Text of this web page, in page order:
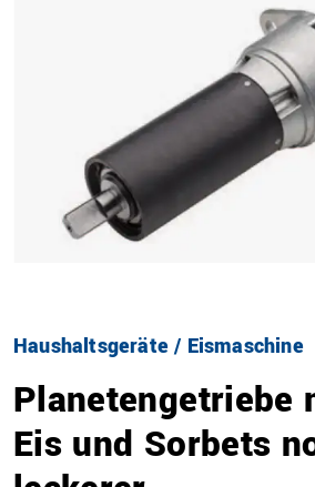
Haushaltsgeräte / Eismaschine
Planetengetriebe
Eis und Sorbets